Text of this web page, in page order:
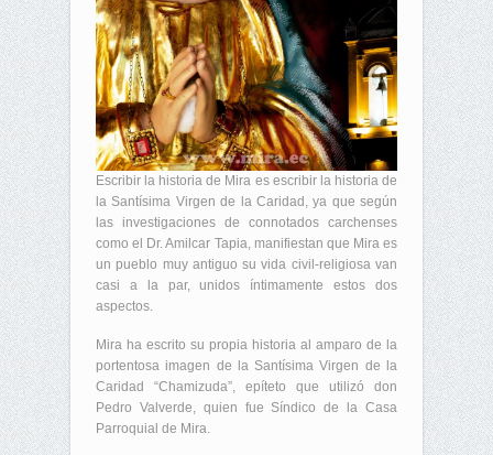
Escribir la historia de Mira es escribir la historia de
la Santísima Virgen de la Caridad, ya que según
las investigaciones de connotados carchenses
como el Dr. Amilcar Tapia, manifiestan que Mira es
un pueblo muy antiguo su vida civil-religiosa van
casi a la par, unidos íntimamente estos dos
aspectos.
Mira ha escrito su propia historia al amparo de la
portentosa imagen de la Santísima Virgen de la
Caridad “Chamizuda”, epíteto que utilizó don
Pedro Valverde, quien fue Síndico de la Casa
Parroquial de Mira.